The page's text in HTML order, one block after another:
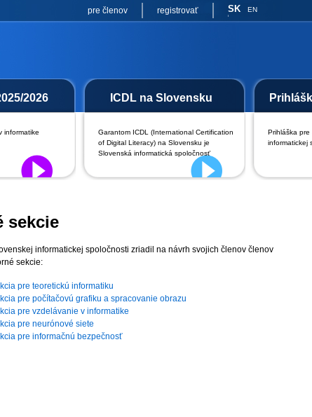
pre členov registrovať SK EN
sekcie
informatickej spoločnosti zriadil na návrh svojich členov členov
sekcie:
pre teoretickú informatiku
pre počítačovú grafiku a spracovanie obrazu
pre vzdelávanie v informatike
pre neurónové siete
pre informačnú bezpečnosť
2026
informatike
ICDL na Slovensku
Garantom ICDL (International Certification
of Digital Literacy) na Slovensku je
Slovenská informatická spoločnosť
Prihláška
informatickej